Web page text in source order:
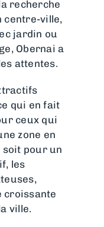
recherche
centre-ville,
jardin ou
Obernai a
attentes.
qui en fait
ceux qui
zone en
soit pour un
les
croissante
ville.